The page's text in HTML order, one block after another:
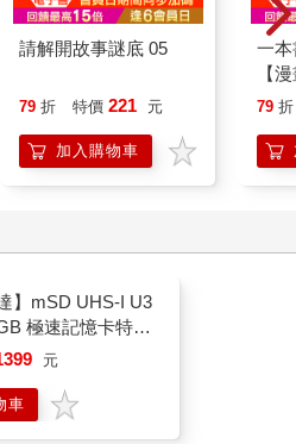
請解開故事謎底 05
79 折 特價 221 元
加入購物車
一
【
行
「
學方
79 折
】mSD UHS-I U3
極速記憶卡特仕
元
車